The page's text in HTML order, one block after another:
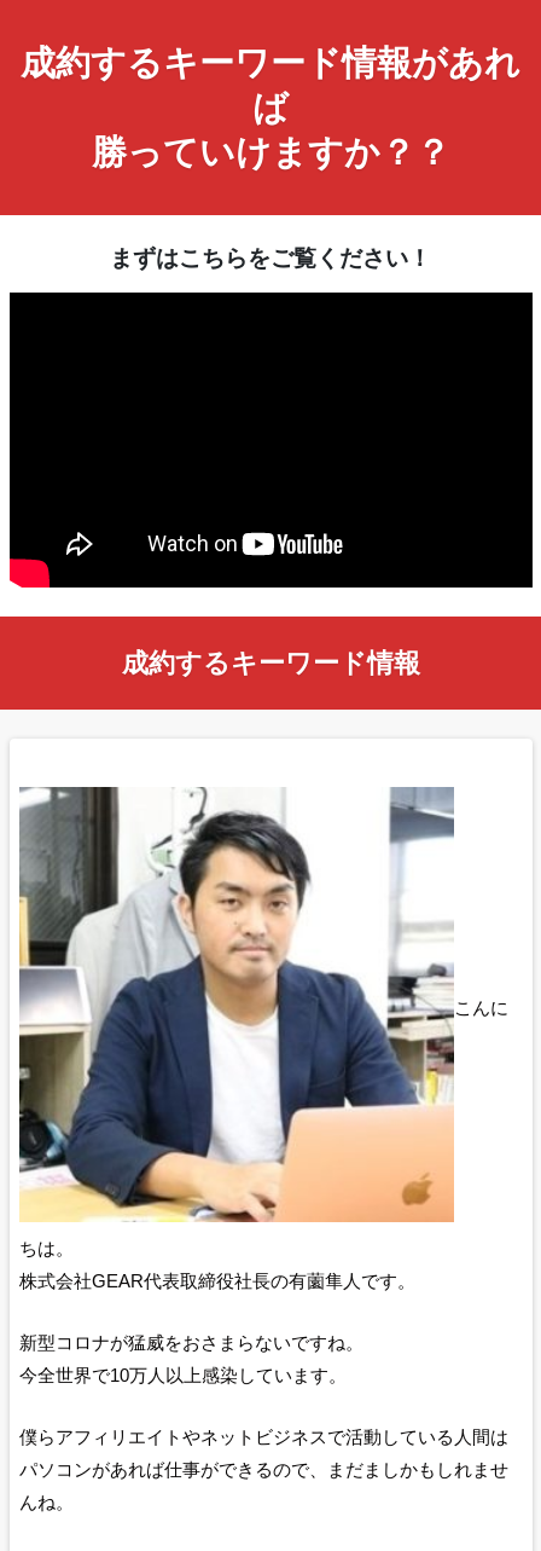
成約するキーワード情報があれ
ば
勝っていけますか？？
まずはこちらをご覧ください！
成約するキーワード情報
こんに
ちは。
株式会社GEAR代表取締役社長の有薗隼人です。
新型コロナが猛威をおさまらないですね。
今全世界で10万人以上感染しています。
僕らアフィリエイトやネットビジネスで活動している人間は
パソコンがあれば仕事ができるので、まだましかもしれませ
んね。